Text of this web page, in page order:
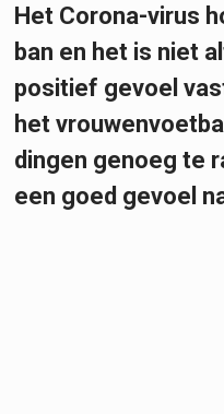
Het Corona-virus
ban en het is niet
positief gevoel
het
dingen genoeg te
een goed gevoel